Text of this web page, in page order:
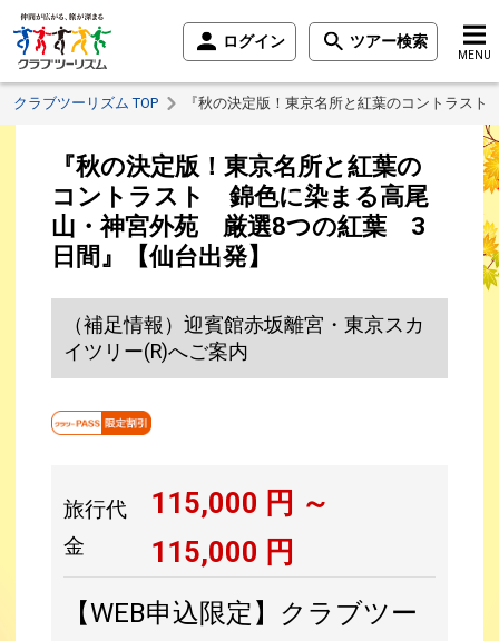
ログイン ツアー検索
MENU
クラブツーリズム TOP 『秋の決定版！東京名所と紅葉のコントラ
『秋の決定版！東京名所と紅葉の
コントラスト 錦色に染まる高尾
山・神宮外苑 厳選8つの紅葉 3
日間』【仙台出発】
（補足情報）迎賓館赤坂離宮・東京スカ
イツリー(R)へご案内
旅行代
金
115,000 円 ～
115,000 円
【WEB申込限定】クラブツー